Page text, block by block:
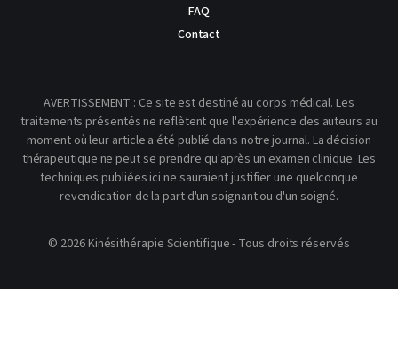
FAQ
Contact
AVERTISSEMENT : Ce site est destiné au corps médical. Les
traitements présentés ne reflètent que l'expérience des auteurs au
moment où leur article a été publié dans notre journal. La décision
thérapeutique ne peut se prendre qu'après un examen clinique. Les
techniques publiées ici ne sauraient justifier une quelconque
revendication de la part d'un soignant ou d'un soigné.
© 2026 Kinésithérapie Scientifique - Tous droits réservés